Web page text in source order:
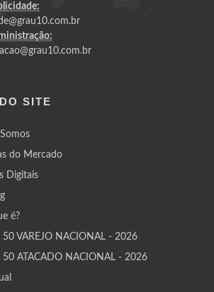
SITE
do Mercado
Digitais
é?
50 VAREJO NACIONAL - 2026
50 ATACADO NACIONAL - 2026